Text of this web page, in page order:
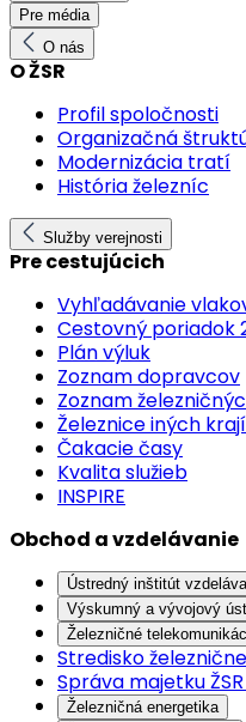
Pre média
O nás
O ŽSR
Profil spoločnosti
Organizačná
Modernizácia tratí
História železníc
Služby verejnosti
Pre cestujúcich
Vyhľadávanie
Cestovný poriadok
Plán výluk
Zoznam dopravcov
Zoznam
Železnice iných
Čakacie časy
Kvalita služieb
INSPIRE
Obchod a vzdelávanie
Ústredný inštitút
Výskumný a vývojový
Železničné
Stredisko
Správa majetku
Železničná energetika